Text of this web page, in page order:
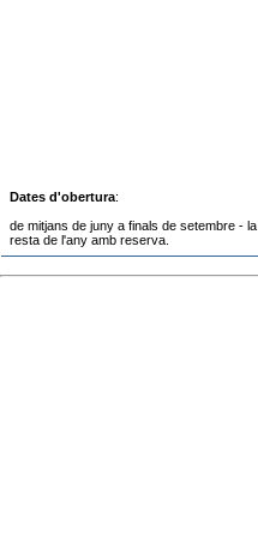
Dates d'obertura:
de mitjans de juny a finals de setembre - la
resta de l'any amb reserva.